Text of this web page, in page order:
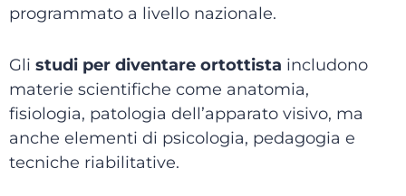
programmato a livello nazionale.
Gli studi per diventare ortottista includono
materie scientifiche come anatomia,
fisiologia, patologia dell’apparato visivo, ma
anche elementi di psicologia, pedagogia e
tecniche riabilitative.